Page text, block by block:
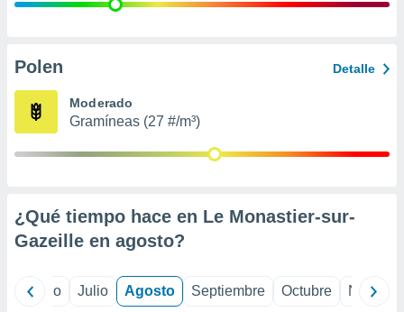
e
publicidad
Polen Detalle
Moderado
Gramíneas (27 #/m³)
¿Qué tiempo hace en Le Monastier-sur-
Gazeille en agosto?
Junio Julio Agosto Septiembre Octubre